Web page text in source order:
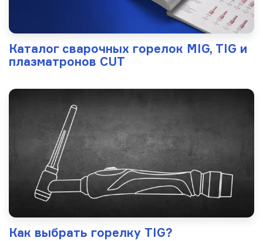
Каталог сварочных горелок MIG, TIG и
плазматронов CUT
Как выбрать горелку TIG?